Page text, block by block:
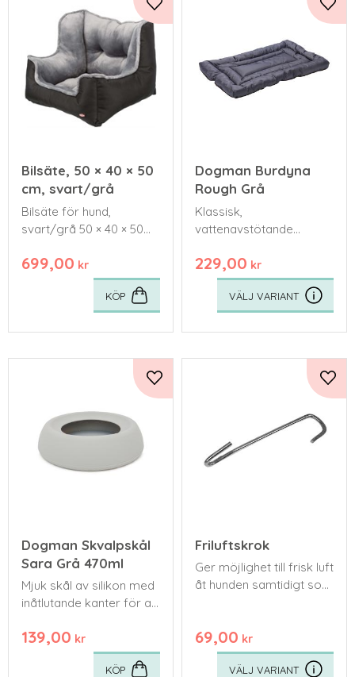
Bilsäte, 50 × 40 × 50
cm, svart/grå
Bilsäte för hund,
svart/grå 50 × 40 × 50
699,00 kr
Lägg till i favoriter
KÖP
Dogman Burdyna
Rough Grå
Klassisk,
vattenavstötande
och slitstarkt tyg.
229,00 kr
Dogman Skvalpskål
Sara Grå 470ml
Mjuk skål av silikon med
inåtlutande kanter för att
skvalpar över.
139,00 kr
Lägg till i favoriter
KÖP
Friluftskrok
​Ger möjlighet till frisk luft
åt hunden samtidigt som
69,00 kr